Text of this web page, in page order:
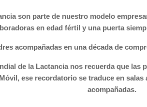
son parte de nuestro modelo
en edad fértil y una puerta
acompañadas en una década de
de la Lactancia nos recuerda que
ese recordatorio se traduce en
acompañadas.